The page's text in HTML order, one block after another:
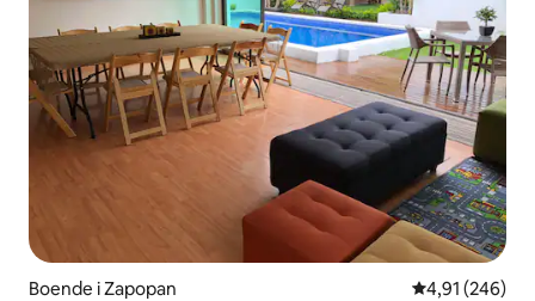
Boende i Zapopan 4,91 av 5 i
4,91 (246)